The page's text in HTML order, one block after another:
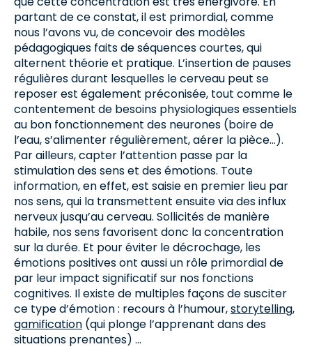
partant de ce constat, il est primordial, comme
nous l’avons vu, de concevoir des modèles
pédagogiques faits de séquences courtes, qui
alternent théorie et pratique. L’insertion de pauses
régulières durant lesquelles le cerveau peut se
reposer est également préconisée, tout comme le
contentement de besoins physiologiques essentiels
au bon fonctionnement des neurones (boire de
l’eau, s’alimenter régulièrement, aérer la pièce…).
Par ailleurs, capter l’attention passe par la
stimulation des sens et des émotions. Toute
information, en effet, est saisie en premier lieu par
nos sens, qui la transmettent ensuite via des influx
nerveux jusqu’au cerveau. Sollicités de manière
habile, nos sens favorisent donc la concentration
sur la durée. Et pour éviter le décrochage, les
émotions positives ont aussi un rôle primordial de
par leur impact significatif sur nos fonctions
cognitives. Il existe de multiples façons de susciter
ce type d’émotion : recours à l’humour,storytelling,
gamification (qui plonge l’apprenant dans des
situations prenantes) …